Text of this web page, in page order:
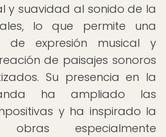
y suavidad al sonido de la
lo que permite una
de expresión musical y
de paisajes sonoros
Su presencia en la
ha ampliado las
y ha inspirado la
especialmente